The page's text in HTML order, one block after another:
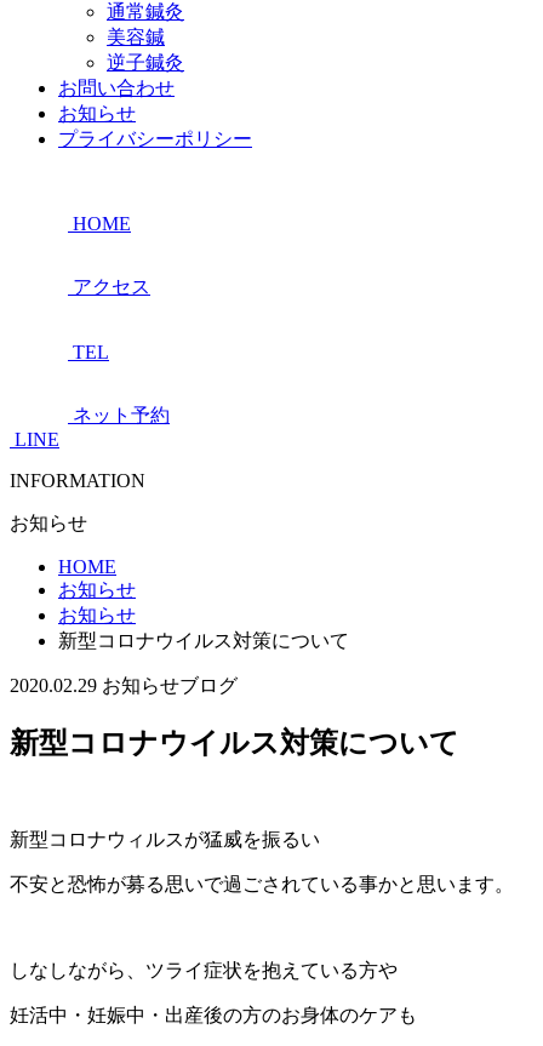
通常鍼灸
美容鍼
逆子鍼灸
お問い合わせ
お知らせ
プライバシーポリシー
HOME
アクセス
TEL
ネット予約
LINE
INFORMATION
お知らせ
HOME
お知らせ
お知らせ
新型コロナウイルス対策について
2020.02.29 お知らせブログ
新型コロナウイルス対策について
新型コロナウィルスが猛威を振るい
不安と恐怖が募る思いで過ごされている事かと思います。
しなしながら、ツライ症状を抱えている方や
妊活中・妊娠中・出産後の方のお身体のケアも